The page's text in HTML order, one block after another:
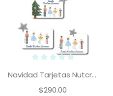
Navidad Tarjetas Nutcracker
$290.00